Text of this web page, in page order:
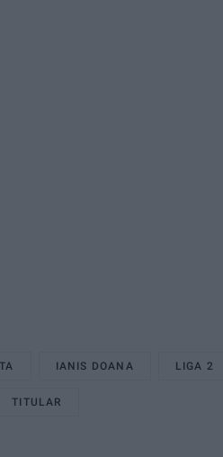
IANIS DOANA LIGA 2
TITULAR